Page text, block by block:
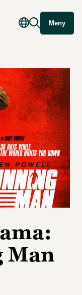
Meny
Man